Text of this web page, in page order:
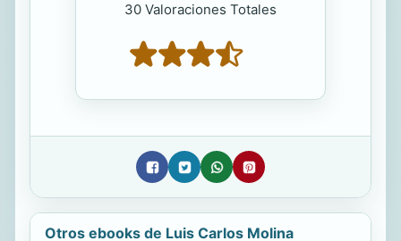
30 Valoraciones Totales
Otros ebooks de Luis Carlos Molina